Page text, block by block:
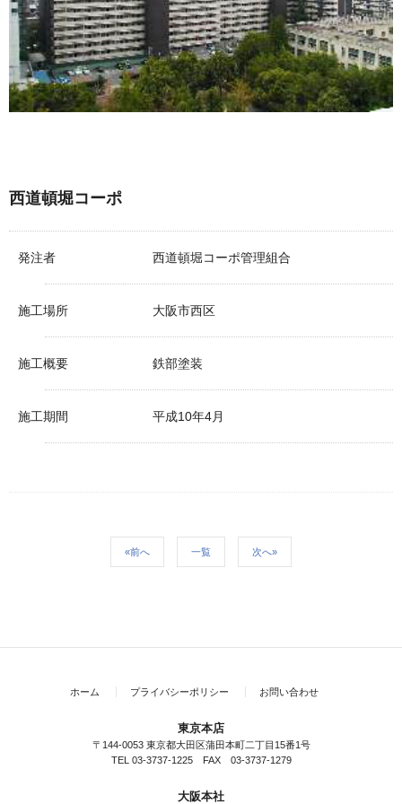
西道頓堀コーポ
発注者 西道頓堀コーポ管理組合
施工場所 大阪市西区
施工概要 鉄部塗装
施工期間 平成10年4月
«前へ 一覧 次へ»
ホーム プライバシーポリシー お問い合わせ
東京本店
〒144-0053 東京都大田区蒲田本町二丁目15番1号
TEL 03-3737-1225 FAX 03-3737-1279
大阪本社